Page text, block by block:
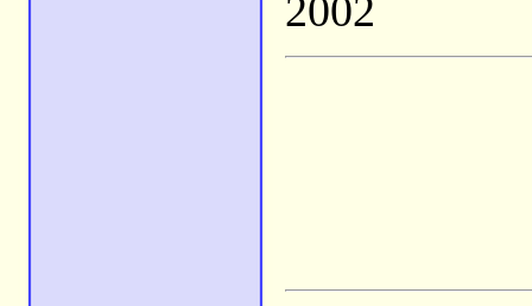
2002